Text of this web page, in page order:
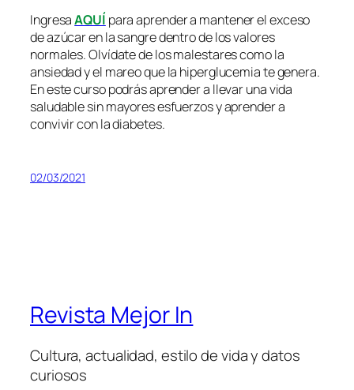
IngresaAQUÍ para aprender a mantener el exceso
de azúcar en la sangre dentro de los valores
normales. Olvídate de los malestares como la
ansiedad y el mareo que la hiperglucemia te genera.
En este curso podrás aprender a llevar una vida
saludable sin mayores esfuerzos y aprender a
convivir con la diabetes.
02/03/2021
Revista Mejor In
Cultura, actualidad, estilo de vida y datos
curiosos